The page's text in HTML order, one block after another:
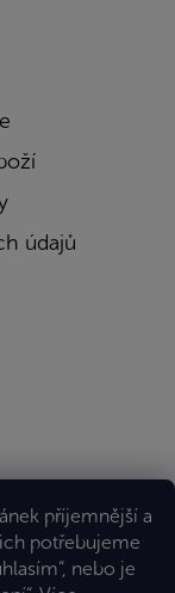
příjemnější a
potřebujeme
nebo je
údajů